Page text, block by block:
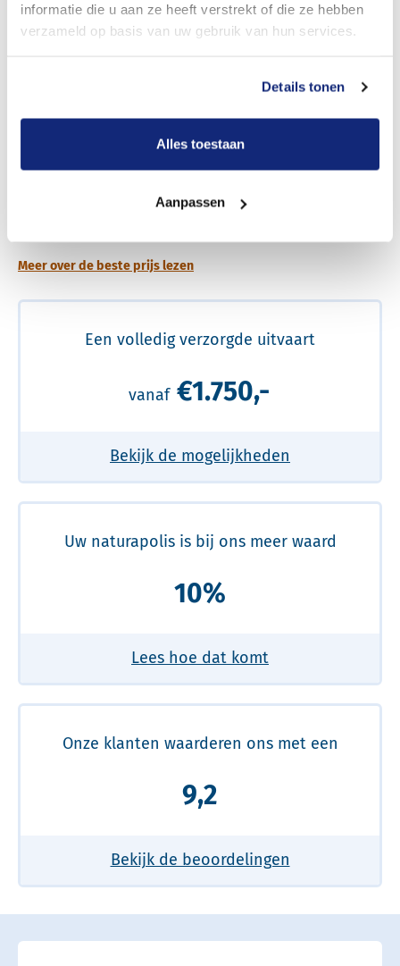
informatie die u aan ze heeft verstrekt of die ze hebben
verzameld op basis van uw gebruik van hun services.
Details tonen
Alles toestaan
Aanpassen
Een betere uitvaart ervaring voor een betere
Meer over de beste prijs lezen
Een volledig verzorgde uitvaart
vanaf €1.750,-
Bekijk de mogelijkheden
Uw naturapolis is bij ons meer waard
10%
Lees hoe dat komt
Onze klanten waarderen ons met een
9,2
Bekijk de beoordelingen